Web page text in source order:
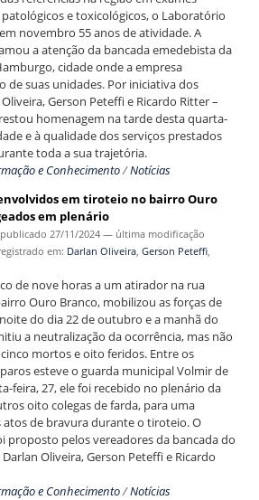
e toxicológicos, o Laboratório
novembro 55 anos de atividade. A
a atenção da bancada emedebista da
cidade onde a empresa
de suas unidades. Por iniciativa dos
Gerson Peteffi e Ricardo Ritter –
homenagem na tarde desta quarta-
e à qualidade dos serviços prestados
toda a sua trajetória.
e Conhecimento/Notícias
em tiroteio no bairro Ouro
em plenário
publicado 27/11/2024 — última modificação
em: Darlan Oliveira, Gerson Peteffi,
de nove horas a um atirador na rua
Ouro Branco, mobilizou as forças de
do dia 22 de outubro e a manhã do
a neutralização da ocorrência, mas não
mortos e oito feridos. Entre os
esteve o guarda municipal Volmir de
feira, 27, ele foi recebido no plenário da
oito colegas de farda, para uma
atos de bravura durante o tiroteio. O
proposto pelos vereadores da bancada do
Oliveira, Gerson Peteffi e Ricardo
e Conhecimento/Notícias